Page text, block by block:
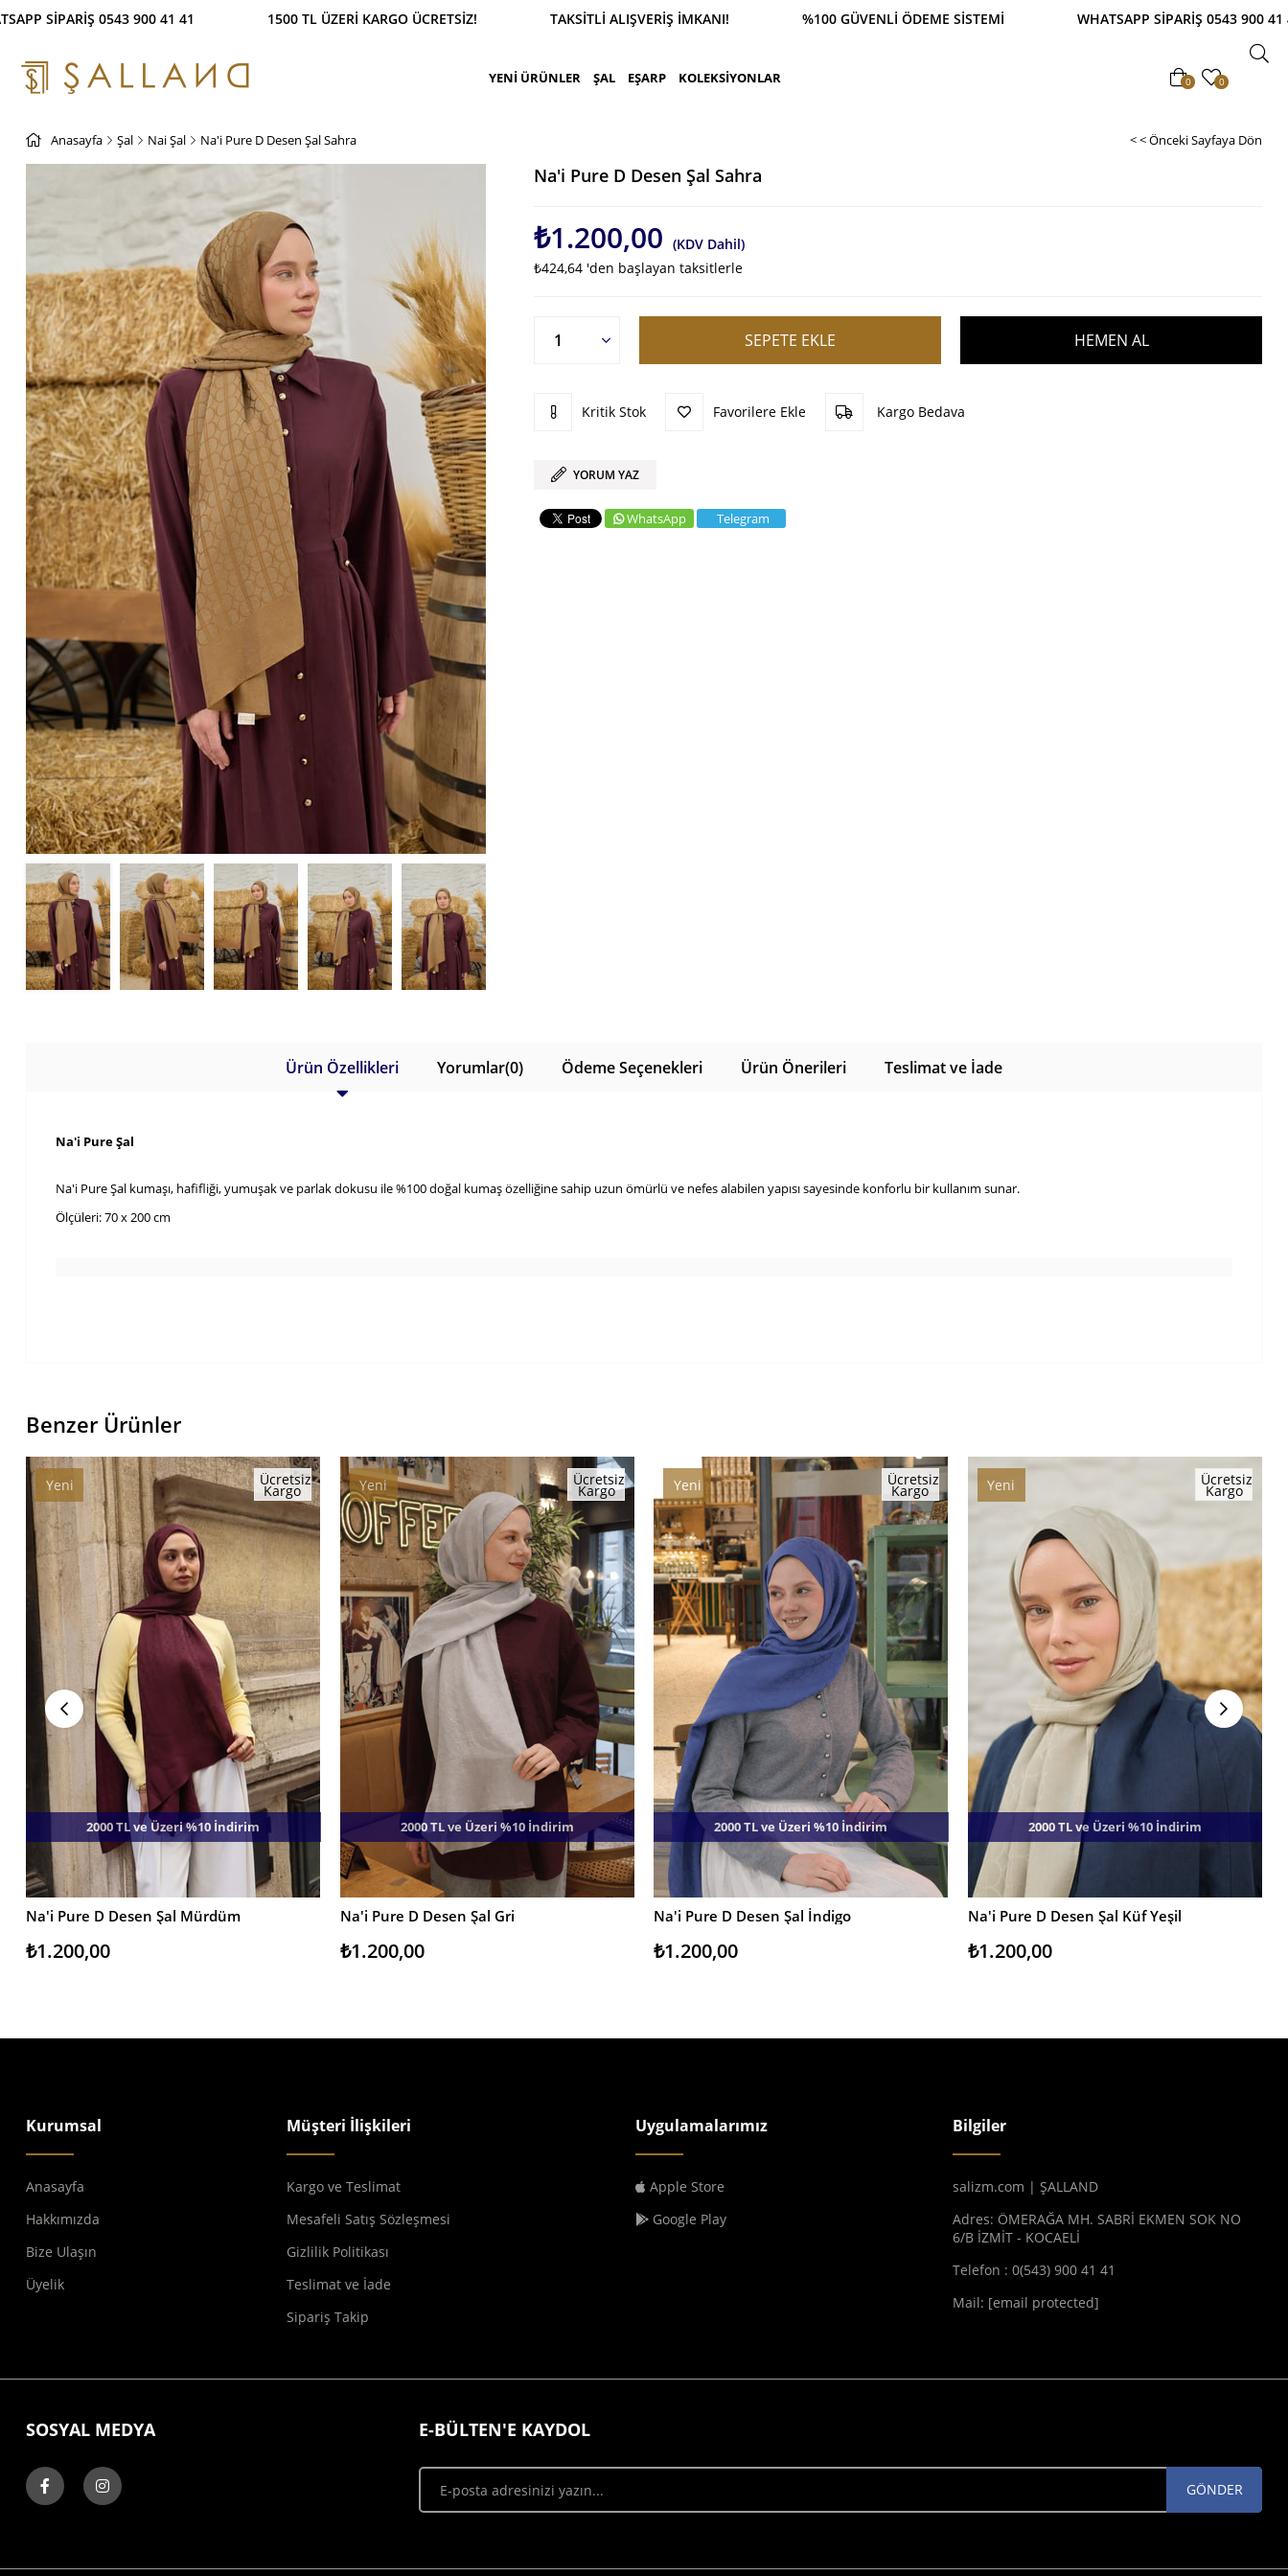
İMKANI! %100 GÜVENLİ ÖDEME SİSTEMİ WHATSAPP SİPARİŞ 0543 900 41 41 1500 TL ÜZERİ KARGO ÜCRETSİZ! TAKSİTLİ ALIŞVERİŞ İMKANI! %100
YENİ ÜRÜNLER ŞAL EŞARP KOLEKSİYONLAR 0 0
Anasayfa Şal Nai Şal Na'i Pure D Desen Şal Sahra < < Önceki Sayfaya Dön
Na'i Pure D Desen Şal Sahra
₺1.200,00 (KDV Dahil)
₺424,64 'den başlayan taksitlerle
Kritik Stok Favorilere Ekle Kargo Bedava
YORUM YAZ
WhatsApp Telegram
Ürün Özellikleri Yorumlar(0) Ödeme Seçenekleri Ürün Önerileri Teslimat ve İade
Na'i Pure Şal
Na'i Pure Şal kumaşı, hafifliği, yumuşak ve parlak dokusu ile %100 doğal kumaş özelliğine sahip uzun ömürlü ve nefes alabilen yapısı sayesinde konforlu bir kullanım sunar.
Ölçüleri: 70 x 200 cm
Benzer Ürünler
SEPETE EKLE
Yeni
Ürün
Ücretsiz
Kargo
Na'i Pure D Desen Şal Mürdüm
2000 TL ve Üzeri %10 İndirim
₺1.200,00
SEPETE EKLE
Yeni
Ürün
Ücretsiz
Kargo
Na'i Pure D Desen Şal Gri
2000 TL ve Üzeri %10 İndirim
₺1.200,00
SEPETE EKLE
Yeni
Ürün
Ücretsiz
Kargo
Na'i Pure D Desen Şal İndigo
2000 TL ve Üzeri %10 İndirim
₺1.200,00
SEPETE EKLE
Yeni
Ücretsiz
Kargo
Na'i Pure D Desen Şal Küf Yeşil
2000 TL ve Üzeri %10 İndirim
₺1.200,00
Kurumsal
Anasayfa
Hakkımızda
Bize Ulaşın
Üyelik
Müşteri İlişkileri
Kargo ve Teslimat
Mesafeli Satış Sözleşmesi
Gizlilik Politikası
Teslimat ve İade
Sipariş Takip
Uygulamalarımız
Apple Store
Google Play
Bilgiler
salizm.com | ŞALLAND
Adres: ÖMERAĞA MH. SABRİ EKMEN SOK NO
6/B İZMİT - KOCAELİ
Telefon : 0(543) 900 41 41
Mail: [email protected]
SOSYAL MEDYA E-BÜLTEN'E KAYDOL
GÖNDER